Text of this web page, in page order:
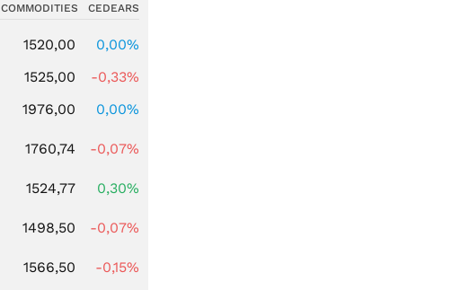
COMMODITIES CEDEARS
1520,00
0,00%
1525,00
-0,33%
1976,00
0,00%
1760,74 -0,07%
1524,77
0,30%
1498,50 -0,07%
1566,50
-0,15%